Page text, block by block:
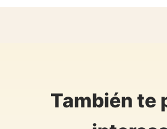
También te